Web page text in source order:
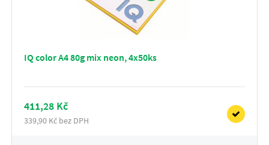
IQ color A4 80g mix neon, 4x50ks
411,28 Kč
339,90 Kč bez DPH